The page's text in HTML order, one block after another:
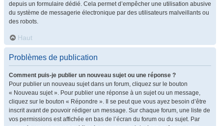
depuis un formulaire dédié. Cela permet d’empêcher une utilisation abusive
du système de messagerie électronique par des utilisateurs malveillants ou
des robots.
Haut
Problèmes de publication
Comment puis-je publier un nouveau sujet ou une réponse ?
Pour publier un nouveau sujet dans un forum, cliquez sur le bouton
« Nouveau sujet ». Pour publier une réponse à un sujet ou un message,
cliquez sur le bouton « Répondre ». Il se peut que vous ayez besoin d’être
inscrit avant de pouvoir rédiger un message. Sur chaque forum, une liste de
vos permissions est affichée en bas de l’écran du forum ou du sujet. Par